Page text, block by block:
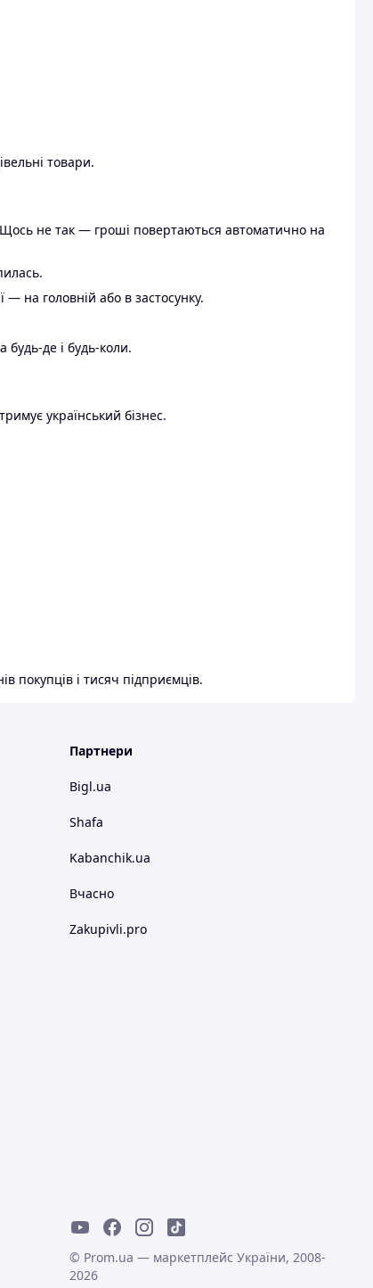
товари.
не так — гроші повертаються автоматично на
на головній або в застосунку.
будь-де і будь-коли.
український бізнес.
покупців і тисяч підприємців.
Партнери
Bigl.ua
Shafa
Kabanchik.ua
Вчасно
Zakupivli.pro
© Prom.ua — маркетплейс України, 2008-
2026